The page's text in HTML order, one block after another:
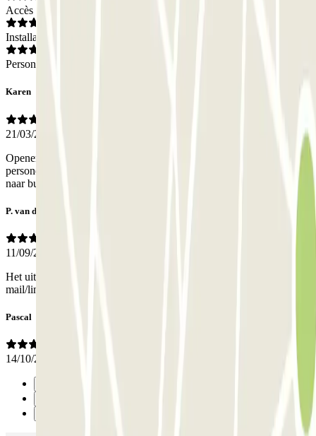
Accès
Installations
Personnel
Karen
21/03/2026
Openen toegang werkte niet met parclick. Gelukkig was het
personeel vh hotel bereid om poort voor ons te openen. Idem bij het
naar buiten rijden. Parclick geen goede ervaring voor ons.
P. van der
11/09/2024
Het uitrijden lukte niet vanwege het ontbreken van een uitrij-e-
mail/link. Het hotel ter plaatste heeft dit praktisch opgelost.
Pascal
14/10/2023